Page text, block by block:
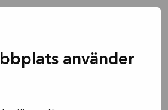
använder